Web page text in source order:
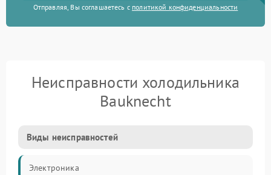
Отправляя, Вы соглашаетесь с политикой конфиденциальности
Неисправности холодильника
Bauknecht
Виды неисправностей
Электроника